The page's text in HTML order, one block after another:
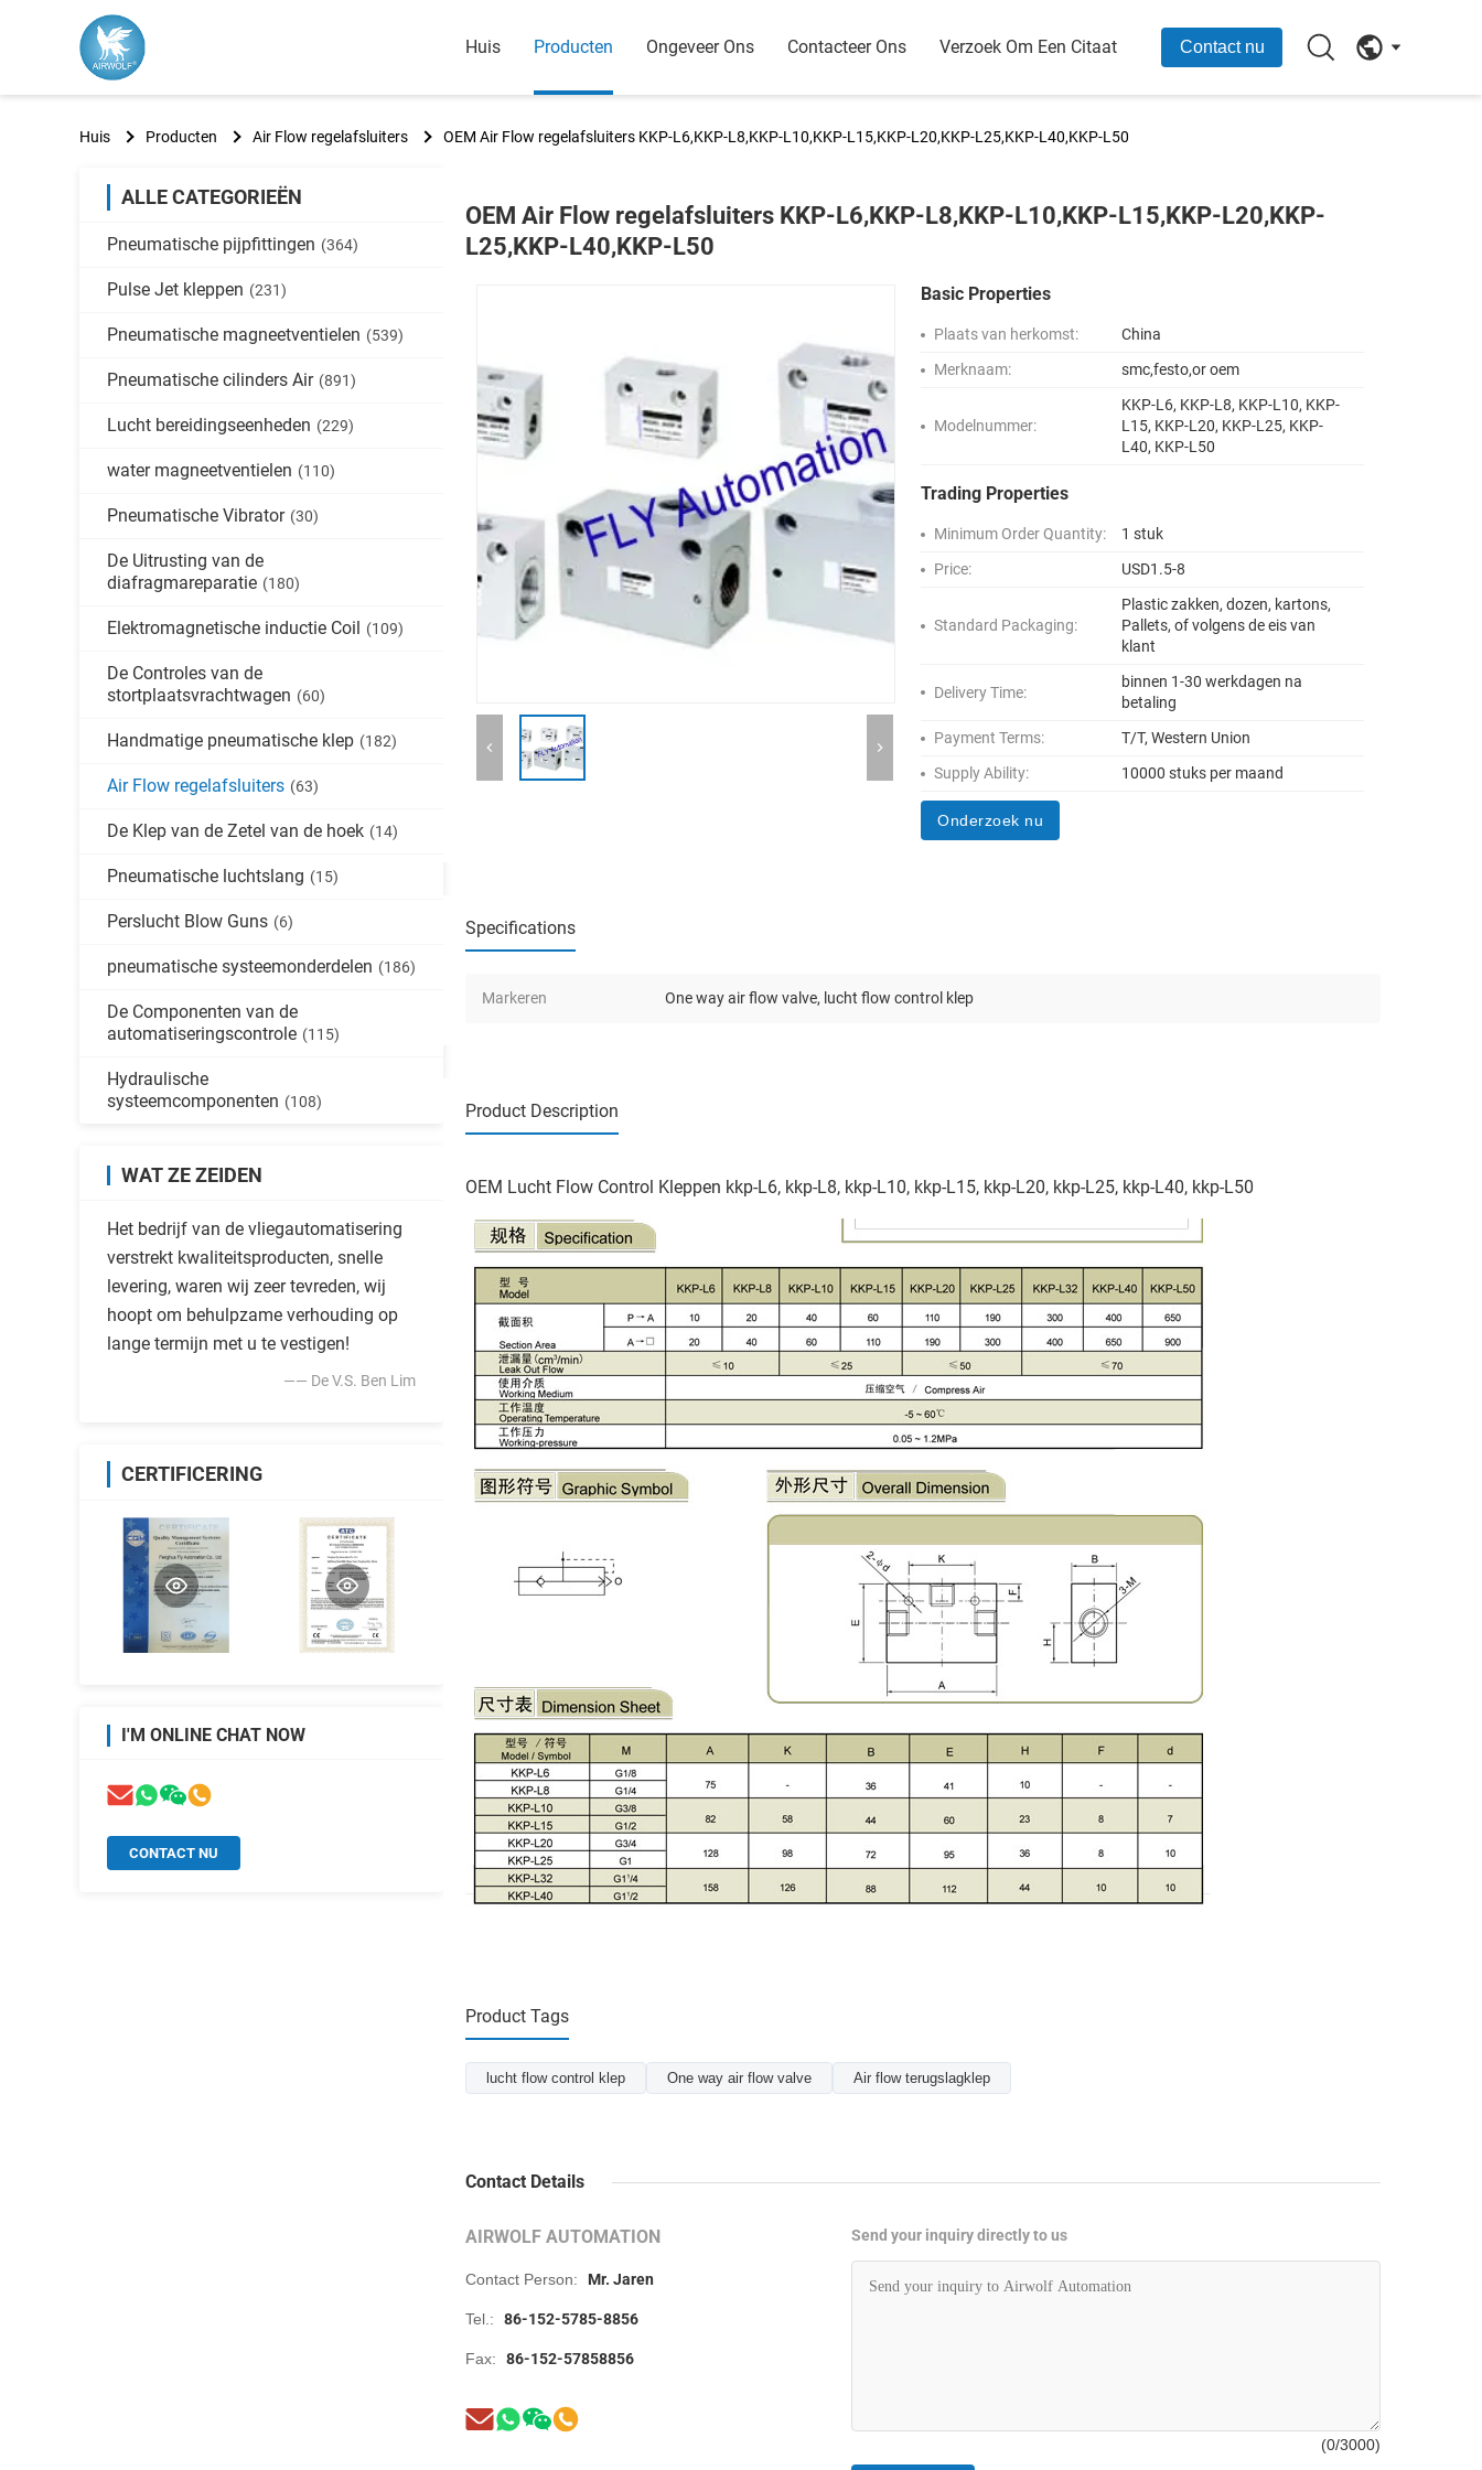
Huis Producten Ongeveer Ons Contacteer Ons Verzoek Om Een Citaat Contact nu
Huis Producten Air Flow regelafsluiters OEM Air Flow regelafsluiters KKP-L6,KKP-L8,KKP-L10,KKP-L15,KKP-L20,KKP-L25,KKP-L40,KKP-L50
ALLE CATEGORIEËN
Pneumatische pijpfittingen (364)
Pulse Jet kleppen (231)
Pneumatische magneetventielen (539)
Pneumatische cilinders Air (891)
Lucht bereidingseenheden (229)
water magneetventielen (110)
Pneumatische Vibrator (30)
De Uitrusting van de
diafragmareparatie (180)
Elektromagnetische inductie Coil (109)
De Controles van de
stortplaatsvrachtwagen (60)
Handmatige pneumatische klep (182)
Air Flow regelafsluiters (63)
De Klep van de Zetel van de hoek (14)
Pneumatische luchtslang (15)
Perslucht Blow Guns (6)
pneumatische systeemonderdelen (186)
De Componenten van de
automatiseringscontrole (115)
Hydraulische
systeemcomponenten (108)
WAT ZE ZEIDEN
Het bedrijf van de vliegautomatisering
verstrekt kwaliteitsproducten, snelle
levering, waren wij zeer tevreden, wij
hoopt om behulpzame verhouding op
lange termijn met u te vestigen!
—— De V.S. Ben Lim
CERTIFICERING
I'M ONLINE CHAT NOW
CONTACT NU
OEM Air Flow regelafsluiters KKP-L6,KKP-L8,KKP-L10,KKP-L15,KKP-L20,KKP-
L25,KKP-L40,KKP-L50
Basic Properties
Plaats van herkomst:
China
Merknaam:
smc,festo,or oem
Modelnummer:
KKP-L6, KKP-L8, KKP-L10, KKP-
L15, KKP-L20, KKP-L25, KKP-
L40, KKP-L50
Trading Properties
Minimum Order Quantity:
1 stuk
Price:
USD1.5-8
Standard Packaging:
Plastic zakken, dozen, kartons,
Pallets, of volgens de eis van
klant
Delivery Time:
binnen 1-30 werkdagen na
betaling
Payment Terms:
T/T, Western Union
Supply Ability:
10000 stuks per maand
Onderzoek nu
Specifications
Markeren One way air flow valve, lucht flow control klep
Product Description
OEM Lucht Flow Control Kleppen kkp-L6, kkp-L8, kkp-L10, kkp-L15, kkp-L20, kkp-L25, kkp-L40, kkp-L50
Product Tags
lucht flow control klep One way air flow valve Air flow terugslagklep
Contact Details
AIRWOLF AUTOMATION
Contact Person: Mr. Jaren
Tel.: 86-152-5785-8856
Fax: 86-152-57858856
Send your inquiry directly to us
(0/3000)